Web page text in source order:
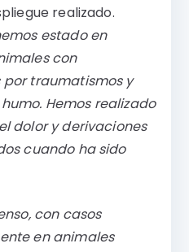
realizado.
estado en
con
por traumatismos y
Hemos realizado
dolor y derivaciones
cuando ha sido
con casos
en animales